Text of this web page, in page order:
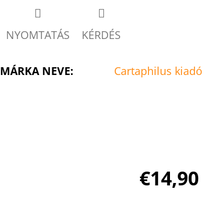
NYOMTATÁS KÉRDÉS
MÁRKA NEVE: Cartaphilus kiadó
€14,90